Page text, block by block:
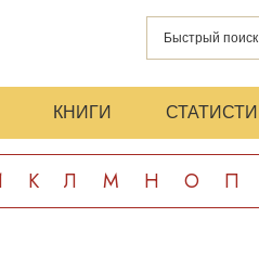
КНИГИ
К Л М Н О П